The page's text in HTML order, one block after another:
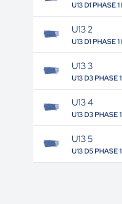
U13 D1 PHASE
U13 2
U13 D1 PHASE
U13 3
U13 D3 PHASE
U13 4
U13 D3 PHASE
U13 5
U13 D5 PHASE